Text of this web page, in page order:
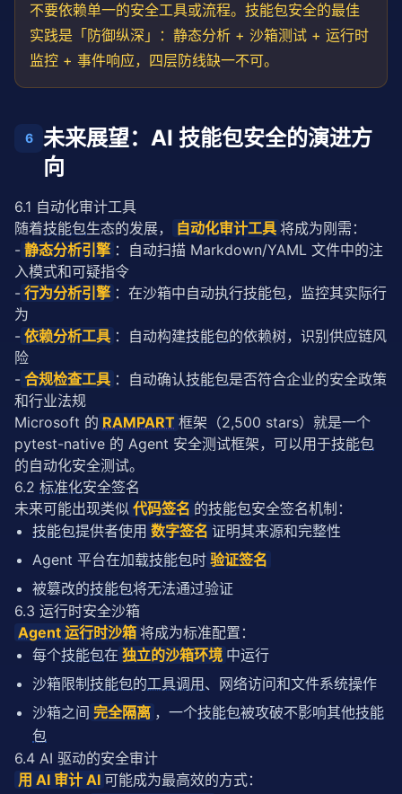
不要依赖单一的安全工具或流程。 技能包安全的最佳
实践是「防御纵深」：静态分析 + 沙箱测试 + 运行时
监控 + 事件响应，四层防线缺一不可。
6
未来展望：AI 技能包安全的演进方
向
6.1 自动化审计工具
随着技能包生态的发展， 自动化审计工具 将成为刚需：
- 静态分析引擎 ：自动扫描 Markdown/YAML 文件中的注
入模式和可疑指令
- 行为分析引擎 ：在沙箱中自动执行技能包，监控其实际行
为
- 依赖分析工具 ：自动构建技能包的依赖树，识别供应链风
险
- 合规检查工具 ：自动确认技能包是否符合企业的安全政策
和行业法规
Microsoft 的 RAMPART 框架（2,500 stars）就是一个
pytest-native 的 Agent 安全测试框架，可以用于技能包
的自动化安全测试。
6.2 标准化安全签名
未来可能出现类似 代码签名 的技能包安全签名机制：
技能包提供者使用 数字签名 证明其来源和完整性
Agent 平台在加载技能包时 验证签名
被篡改的技能包将无法通过验证
6.3 运行时安全沙箱
Agent 运行时沙箱 将成为标准配置：
每个技能包在 独立的沙箱环境 中运行
沙箱限制 技能包的工具调用 、网络访问和文件系统操作
沙箱之间 完全隔离 ，一个技能包被攻破不影响其他技能
包
6.4 AI 驱动的安全审计
用 AI 审计 AI 可能成为最高效的方式：